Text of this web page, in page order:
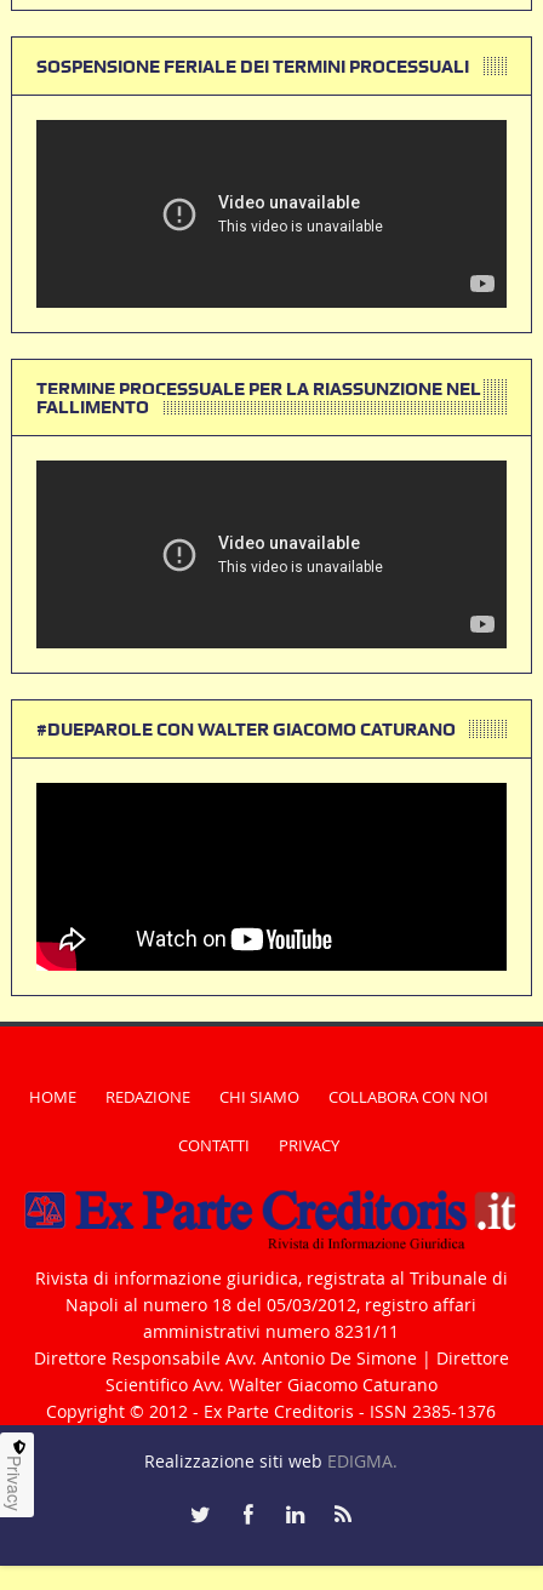
SOSPENSIONE FERIALE DEI TERMINI PROCESSUALI
TERMINE PROCESSUALE PER LA RIASSUNZIONE NEL
FALLIMENTO
#DUEPAROLE CON WALTER GIACOMO CATURANO
HOME REDAZIONE CHI SIAMO COLLABORA CON NOI
CONTATTI PRIVACY
Rivista di informazione giuridica, registrata al Tribunale di
Napoli al numero 18 del 05/03/2012, registro affari
amministrativi numero 8231/11
Direttore Responsabile Avv. Antonio De Simone | Direttore
Scientifico Avv. Walter Giacomo Caturano
Copyright © 2012 - Ex Parte Creditoris - ISSN 2385-1376
Realizzazione siti web EDIGMA.
Privacy